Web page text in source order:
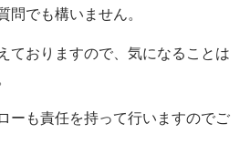
問でも構いません。
ておりますので、気になることは
ーも責任を持って行いますのでご